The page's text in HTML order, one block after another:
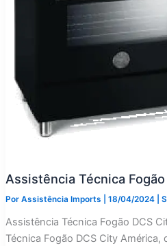
Assistência Técnica
Por Assistência Imports 18/04/2024
Assistência Técnica Fogão DCS
Técnica Fogão DCS City América,